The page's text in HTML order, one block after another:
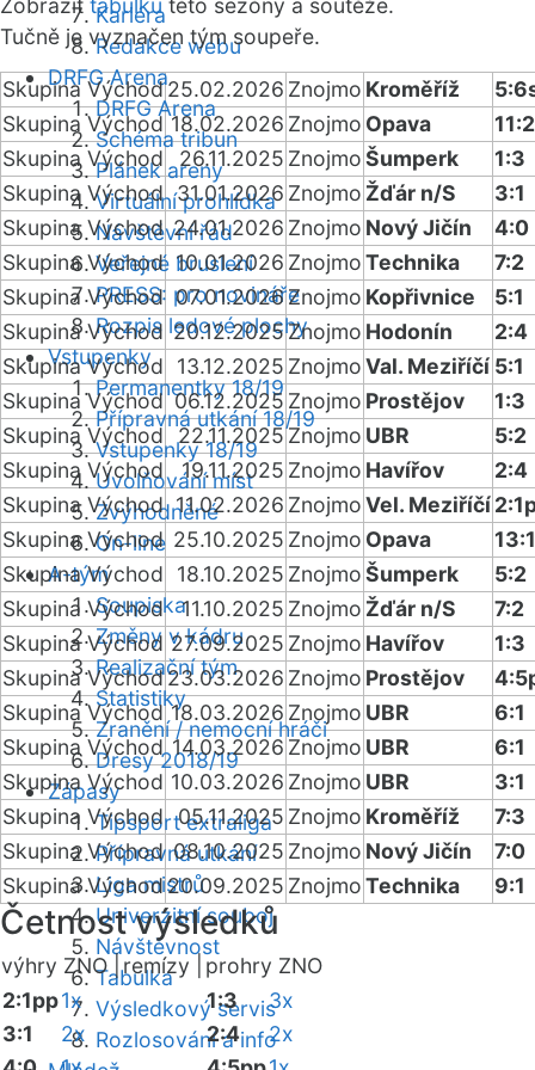
Kariéra
Redakce webu
DRFG Arena
DRFG Arena
Schéma tribun
Plánek areny
Virtuální prohlídka
Návštěvní řád
Veřejné bruslení
PRESS: pro novináře
Rozpis ledové plochy
Vstupenky
Permanentky 18/19
Přípravná utkání 18/19
Vstupenky 18/19
Uvolňování míst
Zvýhodněné
On-line
A-tým
Soupiska
Změny v kádru
Realizační tým
Statistiky
Zranění / nemocní hráči
Dresy 2018/19
Zápasy
Tipsport extraliga
Přípravná utkání
Liga mistrů
Univerzitní souboj
Návštěvnost
Tabulka
Výsledkový servis
Rozlosování a info
Zobrazit tabulku této sezóny a soutěže.
Tučně je vyznačen tým soupeře.
Skupina Východ25.02.2026 Znojmo Kroměříž
Skupina Východ 18.02.2026 Znojmo Opava
11:2
Skupina Východ
26.11.2025 ZnojmoŠumperk
1:3
Skupina Východ 31.01.2026 Znojmo Žďár n/S
3:1
Skupina Východ 24.01.2026 Znojmo Nový Jičín
4:0
Skupina Východ 10.01.2026 ZnojmoTechnika
7:2
Skupina Východ 07.01.2026Znojmo Kopřivnice
5:1
Skupina Východ 20.12.2025Znojmo Hodonín
2:4
Skupina Východ
13.12.2025 ZnojmoVal. Meziříčí 5:1
Skupina Východ 06.12.2025 Znojmo Prostějov
1:3
Skupina Východ
22.11.2025Znojmo UBR
5:2
Skupina Východ
19.11.2025 Znojmo Havířov
2:4
Skupina Východ 11.02.2026 ZnojmoVel. Meziříčí
Skupina Východ 25.10.2025 Znojmo Opava
13:1
Skupina Východ
18.10.2025 ZnojmoŠumperk
5:2
Skupina Východ
11.10.2025 Znojmo Žďár n/S
7:2
Skupina Východ 27.09.2025 Znojmo Havířov
1:3
Skupina Východ23.03.2026 Znojmo Prostějov
Skupina Východ 18.03.2026 Znojmo UBR
6:1
Skupina Východ 14.03.2026 Znojmo UBR
6:1
Skupina Východ 10.03.2026 Znojmo UBR
3:1
Skupina Východ
05.11.2025 Znojmo Kroměříž
7:3
Skupina Východ 08.10.2025 Znojmo Nový Jičín
7:0
Skupina Východ20.09.2025 ZnojmoTechnika 9:1
Četnost výsledků
výhry ZNO | remízy |
prohry ZNO
2:1pp1x
3:1
2x
1:3
3x
2:4
2x